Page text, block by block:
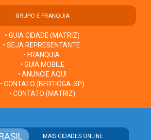
GRUPO E FRANQUIA
• GUIA CIDADE (MATRIZ)
• SEJA REPRESENTANTE
• FRANQUIA
• GUIA MOBILE
• ANUNCIE AQUI
• CONTATO (BERTIOGA-SP)
• CONTATO (MATRIZ)
MAIS CIDADES ONLINE